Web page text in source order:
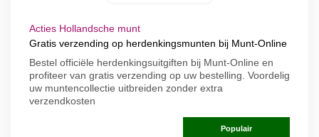
Acties Hollandsche munt
Gratis verzending op herdenkingsmunten bij Munt-Online
Bestel officiële herdenkingsuitgiften bij Munt-Online en
profiteer van gratis verzending op uw bestelling. Voordelig
uw muntencollectie uitbreiden zonder extra
verzendkosten
Populair